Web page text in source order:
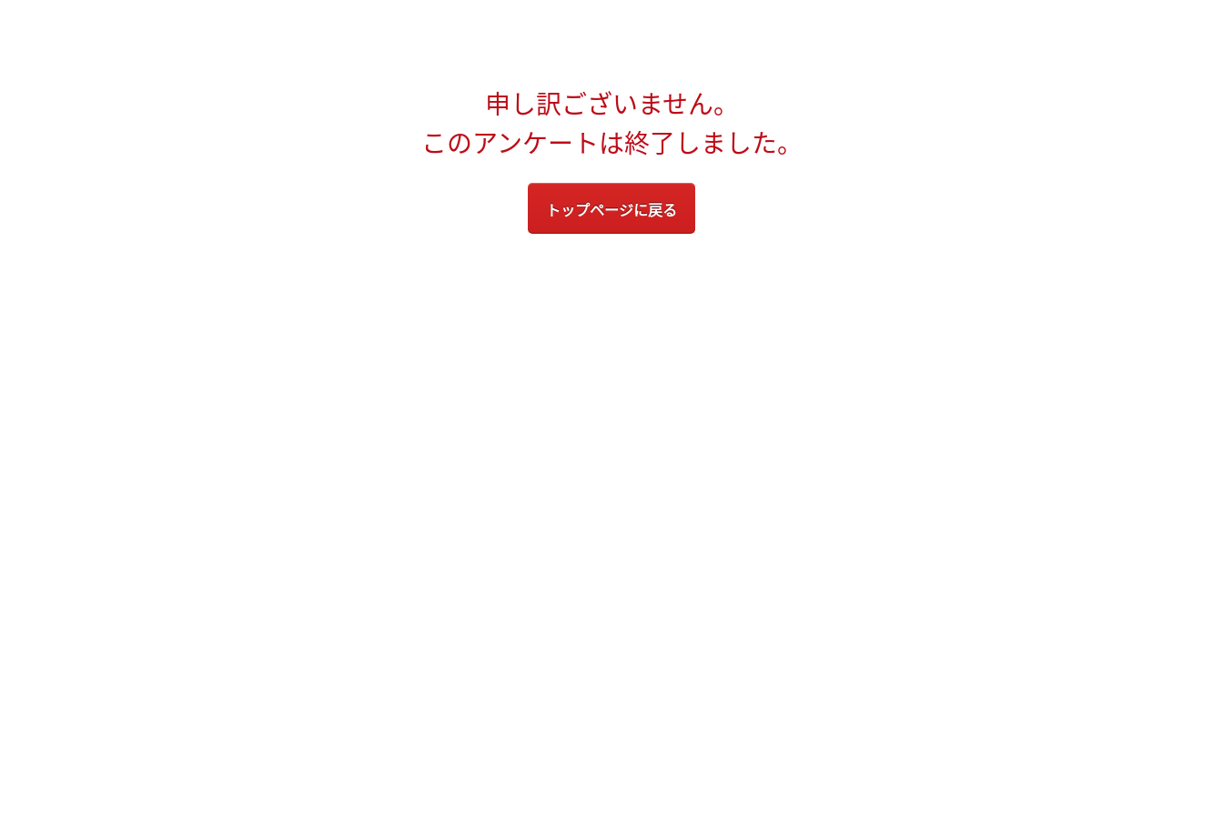
申し訳ございません。
このアンケートは終了しました。
トップページに戻る